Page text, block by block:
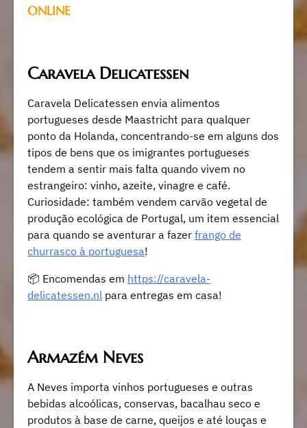
ONLINE
Caravela Delicatessen
Caravela Delicatessen envia alimentos
portugueses desde Maastricht para qualquer
ponto da Holanda, concentrando-se em alguns dos
tipos de bens que os imigrantes portugueses
tendem a sentir mais falta quando vivem no
estrangeiro: vinho, azeite, vinagre e café.
Curiosidade: também vendem carvão vegetal de
produção ecológica de Portugal, um item essencial
para quando se aventurar a fazer frango de
churrasco à portuguesa!
📦 Encomendas em https://caravela-
delicatessen.nl para entregas em casa!
Armazém Neves
A Neves importa vinhos portugueses e outras
bebidas alcoólicas, conservas, bacalhau seco e
produtos à base de carne, queijos e até louças e